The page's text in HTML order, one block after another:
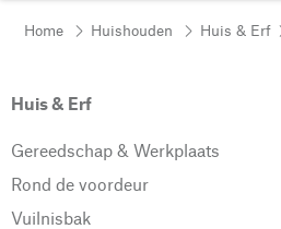
Home Huishouden Huis & Erf
Huis & Erf
Gereedschap & Werkplaats
Rond de voordeur
Vuilnisbak